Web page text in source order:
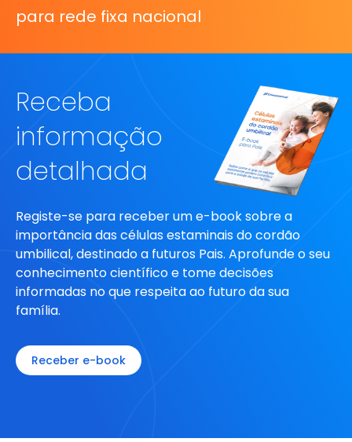
para rede fixa nacional
Receba
informação
detalhada
Registe-se para receber um e-book sobre a
importância das células estaminais do cordão
umbilical, destinado a futuros Pais. Aprofunde o seu
conhecimento científico e tome decisões
informadas no que respeita ao futuro da sua
família.
Receber e-book